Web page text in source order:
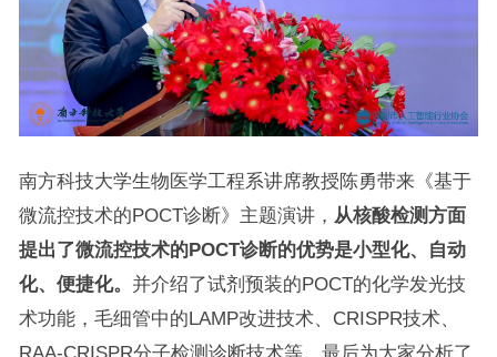
南方科技大学生物医学工程系讲席教授陈勇带来《基于
微流控技术的POCT诊断》主题演讲， 从核酸检测方面
提出了微流控技术的POCT诊断的优势是小型化、自动
化、便捷化。 并介绍了试剂预装的POCT的化学发光技
术功能，毛细管中的LAMP改进技术、CRISPR技术、
RAA-CRISPR分子检测诊断技术等。最后为大家分析了